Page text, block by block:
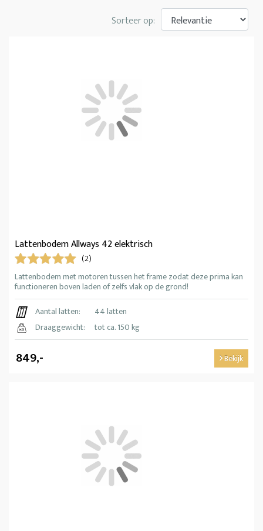
Sorteer op:
Lattenbodem Allways 42 elektrisch
(2)
Lattenbodem met motoren tussen het frame zodat deze prima kan
functioneren boven laden of zelfs vlak op de grond!
Aantal latten:
44 latten
Draaggewicht:
tot ca. 150 kg
849,- Bekijk